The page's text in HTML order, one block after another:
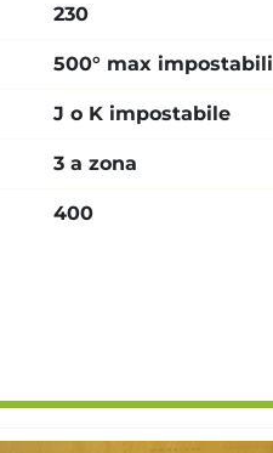
230
500° max impostabili
J o K impostabile
3 a zona
400